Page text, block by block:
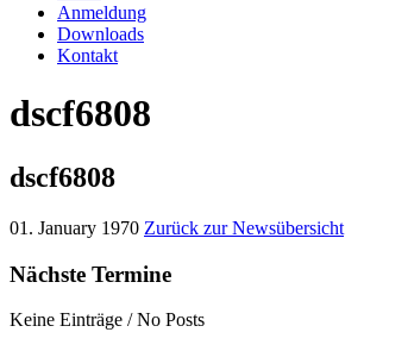
Anmeldung
Downloads
Kontakt
dscf6808
dscf6808
01. January 1970 Zurück zur Newsübersicht
Nächste Termine
Keine Einträge / No Posts